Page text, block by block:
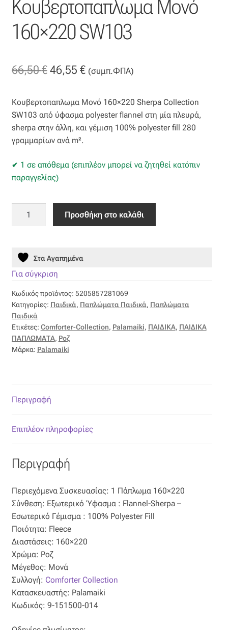
Επιπλόπανο
Ζακάρ
Λινό
Λονέτα
Μουσελίνα
Οργάντζα
Οργάντζα με κέντημα
Οργάντζα με ταφτά
Οργάντζα με φλοκ
Οργάντζα μεταξωτή
Οργάντζα τσαλακωτή
Σενίλ
Ταφτάς (ταυτάς)
Ταφτάς μεταξωτός
Τζιν
Τρεβίρα
Υφαντό
Φιλ-κουπέ
Κουβερτοπαπλωμα Μονό
160×220 SW103
66,50€Original
was:
66,50 €.
46,55 €Η
τιμή
είναι:
(συμπ.ΦΠΑ)
Κουβερτοπαπλωμα Μονό 160×220 Sherpa Collection
SW103 από ύφασμα polyester flannel στη μία πλευρά,
sherpa στην άλλη, και γέμιση 100% polyester fill 280
γραμμαρίων ανά m².
1 σε απόθεμα (επιπλέον μπορεί να ζητηθεί κατόπιν
παραγγελίας)
Κουβερτοπαπλωμα
ποσότητα
Προσθήκη στο καλάθι
Στα Αγαπημένα
Για σύγκριση
Κωδικός προϊόντος: 5205857281069
Κατηγορίες: Παιδικά, Παπλώματα Παιδικά, Παπλώματα
Παιδικά
Ετικέτες: Comforter-Collection, Palamaiki, ΠΑΙΔΙΚΑ, ΠΑΙΔΙΚΑ
ΠΑΠΛΩΜΑΤΑ, Ροζ
Μάρκα: Palamaiki
Περιγραφή
Επιπλέον πληροφορίες
Περιγραφή
Περιεχόμενα Συσκευασίας: 1 Πάπλωμα 160×220
Σύνθεση: Εξωτερικό Ύφασμα : Flannel-Sherpa –
Εσωτερικό Γέμισμα : 100% Polyester Fill
Ποιότητα: Fleece
Διαστάσεις: 160×220
Χρώμα: Ροζ
Μέγεθος: Μονά
Συλλογή: Comforter Collection
Κατασκευαστής: Palamaiki
Κωδικός: 9-151500-014